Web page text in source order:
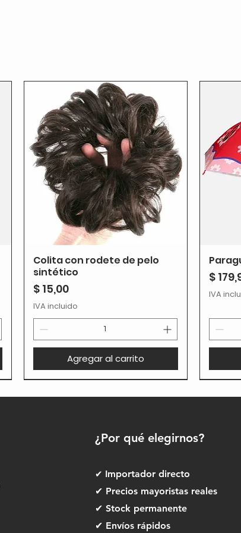
Colita con rodete de pelo
sintético
Precio
$ 15,00
IVA incluido
Agregar al carrito
$
IVA
¿Por qué elegirnos?
✔ Importador directo
✔ Precios mayoristas reales
✔ Stock permanente
✔ Envíos rápidos